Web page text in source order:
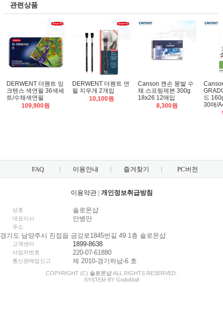
관련상품
DERWENT 더웬트 잉
크텐스 색연필 36색세
트/수채색연필
109,900원
DERWENT 더웬트 연
필 지우개 2개입
10,100원
Canson 캔손 몽발 수
채 스프링제본 300g
18x26 12매입
8,300원
드
30매/
FAQ 이용안내 즐겨찾기 PC버전
이용약관| 개인정보취급방침
상호 솔로몬샵
대표이사 안병만
주소
경기도 남양주시 진접읍 금강로1845번길 49 1층 솔로몬샵
고객센터 1899-8638
사업자번호 220-07-61880
통신판매업신고 제 2010-경기하남-6 호
COPYRIGHT (C) 솔로몬샵 ALL RIGHTS RESERVED.
SYSTEM BY GodoMall